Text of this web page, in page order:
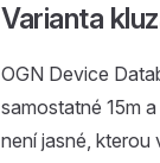
Varianta
OGN Device
samostatné 15m
není jasné, kterou